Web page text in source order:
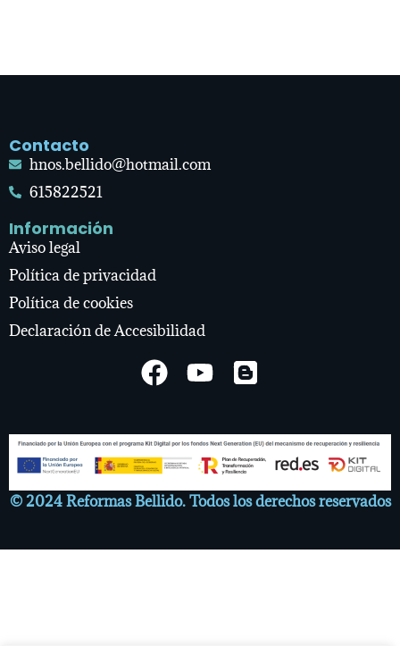
Contacto
hnos.bellido@hotmail.com
615822521
Información
Aviso legal
Política de privacidad
Política de cookies
Declaración de Accesibilidad
© 2024 Reformas Bellido. Todos los derechos reservados